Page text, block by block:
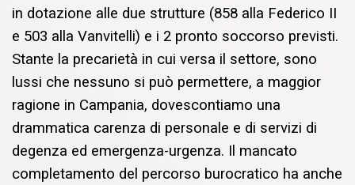
in dotazione alle due strutture (858 alla Federico II
e 503 alla Vanvitelli) e i 2 pronto soccorso previsti.
Stante la precarietà in cui versa il settore, sono
lussi che nessuno si può permettere, a maggior
ragione in Campania, dovescontiamo una
drammatica carenza di personale e di servizi di
degenza ed emergenza-urgenza. Il mancato
completamento del percorso burocratico ha anche